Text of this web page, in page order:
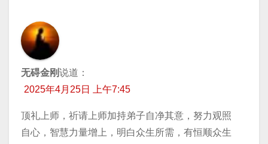
无碍金刚说道：
2025年4月25日 上午7:45
顶礼上师，祈请上师加持弟子自净其意，努力观照
自心，智慧力量增上，明白众生所需，有恒顺众生